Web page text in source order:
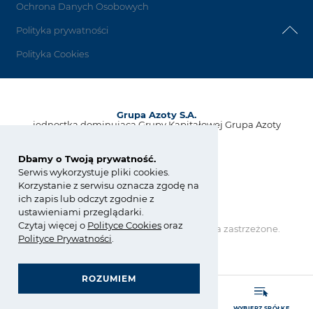
Dbamy o Twoją prywatność.
Serwis wykorzystuje pliki cookies.
Korzystanie z serwisu oznacza zgodę na
ich zapis lub odczyt zgodnie z
ustawieniami przeglądarki.
Czytaj więcej o PolityceCookiesoraz
Polityce Prywatności
ROZUMIEM
Ochrona Danych Osobowych
Polityka prywatności
Polityka Cookies
Grupa Azoty S.A.
jednostka dominująca Grupy Kapitałowej Grupa Azoty
33-101 Tarnów, Polska
tel.:
+48 14 637 37 37
fax: +48 14 633 07 18
kontakt@grupaazoty.com
Copyright © Grupa Azoty. Wszelkie prawa zastrzeżone.